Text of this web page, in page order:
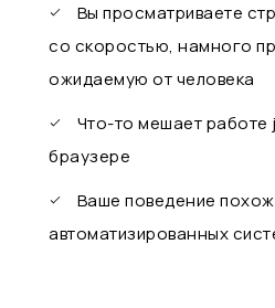
Вы просматриваете
со скоростью, намного
ожидаемую от человека
Что-то мешает
браузере
Ваше поведение
автоматизированных